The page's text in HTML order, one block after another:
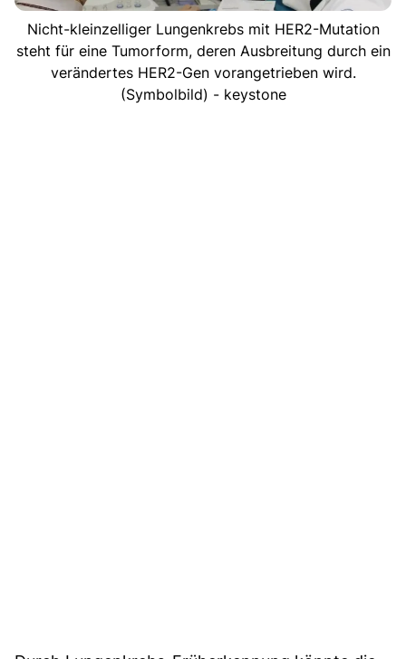
Nicht-kleinzelliger Lungenkrebs mit HER2-Mutation
steht für eine Tumorform, deren Ausbreitung durch ein
verändertes HER2-Gen vorangetrieben wird.
(Symbolbild) - keystone